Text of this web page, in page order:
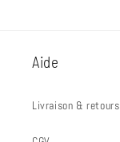
Aide
Livraison & retours